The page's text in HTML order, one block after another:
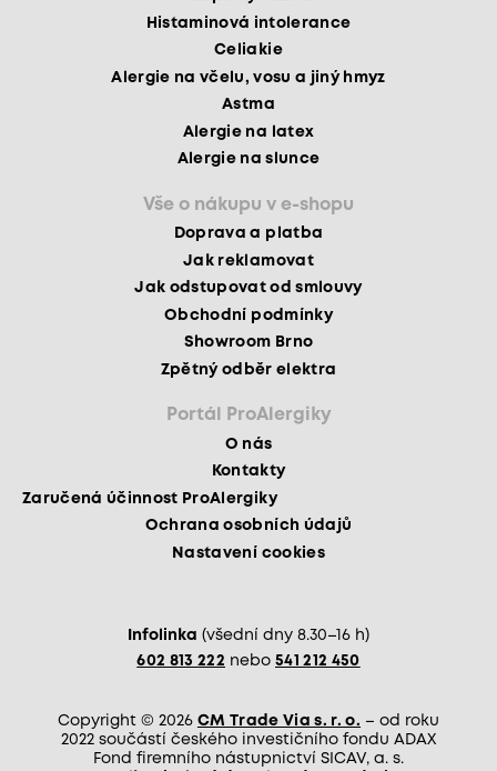
Histaminová intolerance
Celiakie
Alergie na včelu, vosu a jiný hmyz
Astma
Alergie na latex
Alergie na slunce
Vše o nákupu v e-shopu
Doprava a platba
Jak reklamovat
Jak odstupovat od smlouvy
Obchodní podmínky
Showroom Brno
Zpětný odběr elektra
Portál ProAlergiky
O nás
Kontakty
Zaručená účinnost ProAlergiky
Ochrana osobních údajů
Nastavení cookies
Infolinka (všední dny 8.30–16 h)
602 813 222 nebo 541 212 450
Copyright © 2026 CM Trade Via s. r. o. – od roku
2022 součástí českého investičního fondu ADAX
Fond firemního nástupnictví SICAV, a. s.